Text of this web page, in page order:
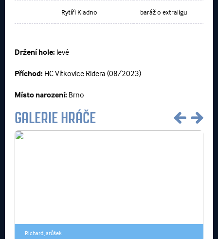
Rytíři Kladno baráž o extraligu
Držení hole: levé
Příchod: HC Vítkovice Ridera (08/2023)
Místo narození: Brno
GALERIE HRÁČE
Richard Jarůšek